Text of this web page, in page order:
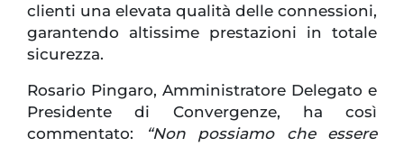
clienti una elevata qualità delle connessioni,
garantendo altissime prestazioni in totale
sicurezza.
Rosario Pingaro, Amministratore Delegato e
Presidente di Convergenze, ha così
commentato:
“Non possiamo che essere